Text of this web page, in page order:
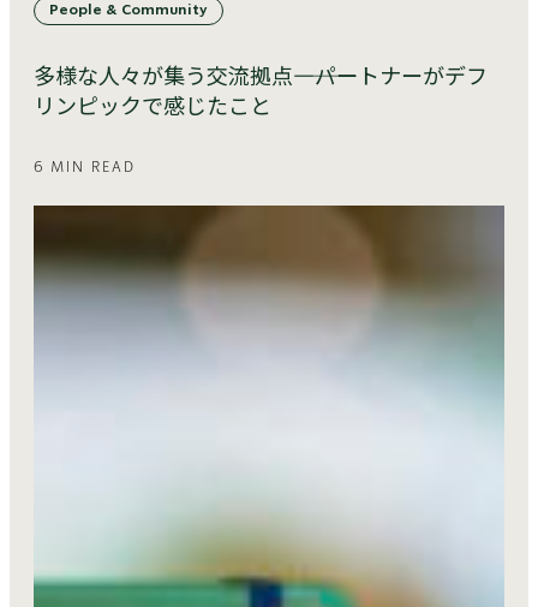
People & Community
多様な人々が集う交流拠点――――パートナーがデフ
リンピックで感じたこと
6 MIN READ